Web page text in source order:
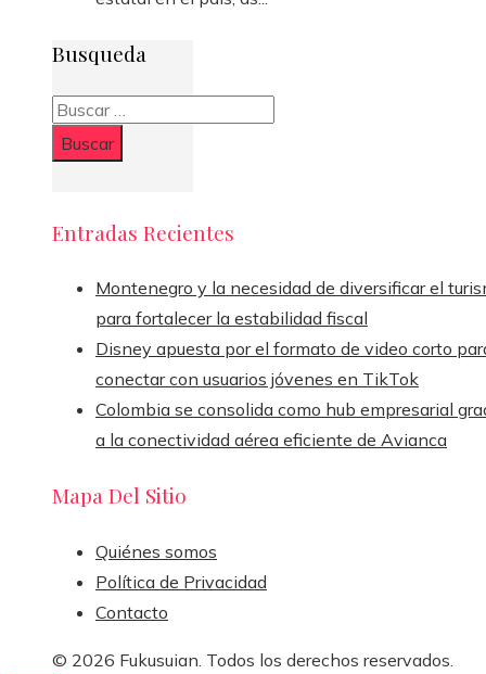
Busqueda
Buscar:
Entradas Recientes
Montenegro y la necesidad de diversificar el
para fortalecer la estabilidad fiscal
Disney apuesta por el formato de video corto
conectar con usuarios jóvenes en TikTok
Colombia se consolida como hub empresarial
a la conectividad aérea eficiente de Avianca
Mapa Del Sitio
Quiénes somos
Política de Privacidad
Contacto
© 2026 Fukusuian. Todos los derechos reservados.